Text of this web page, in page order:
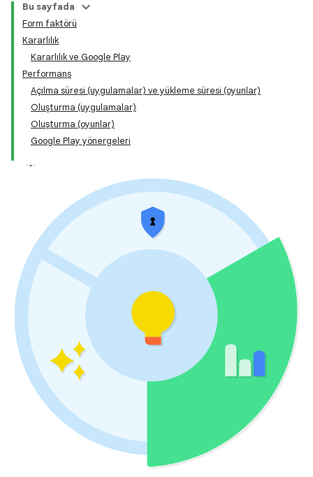
Bu sayfada
Form faktörü
Kararlılık
Kararlılık ve Google Play
Performans
Açılma süresi (uygulamalar) ve yükleme süresi (oyunlar)
Oluşturma (uygulamalar)
Oluşturma (oyunlar)
Google Play yönergeleri